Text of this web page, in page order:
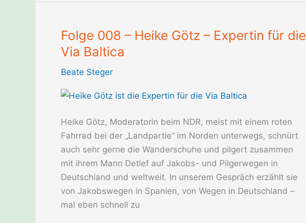
Folge 008 – Heike Götz – Expertin für die
Via Baltica
Beate Steger
Heike Götz, Moderatorin beim NDR, meist mit einem roten
Fahrrad bei der „Landpartie“ im Norden unterwegs, schnürt
auch sehr gerne die Wanderschuhe und pilgert zusammen
mit ihrem Mann Detlef auf Jakobs- und Pilgerwegen in
Deutschland und weltweit. In unserem Gespräch erzählt sie
von Jakobswegen in Spanien, von Wegen in Deutschland –
mal eben schnell zu